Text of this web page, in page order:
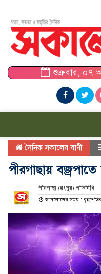
শুক্রবার, ০৭
দৈনিক সকালের বাণী
পীরগাছায়
পীরগাছা (রংপুর) প্রতিনিধি
আপলোডের সময় :